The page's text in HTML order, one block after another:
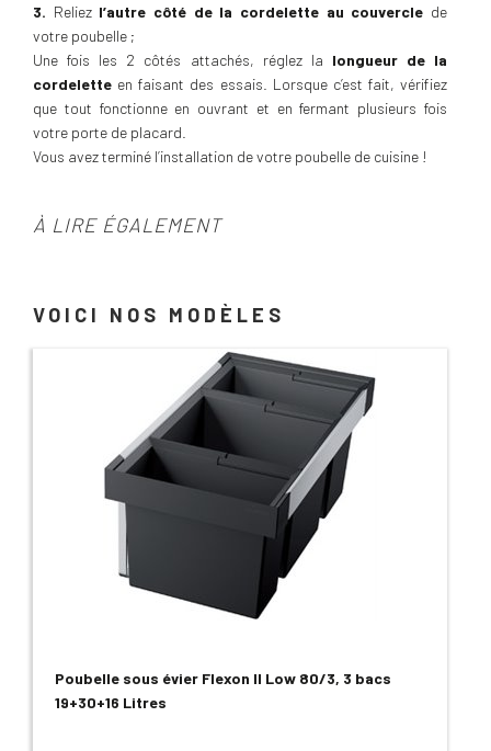
3. Reliez l’autre côté de la cordelette au couvercle de
votre poubelle ;
Une fois les 2 côtés attachés, réglez la longueur de la
cordelette en faisant des essais. Lorsque c’est fait, vérifiez
que tout fonctionne en ouvrant et en fermant plusieurs fois
votre porte de placard.
Vous avez terminé l’installation de votre poubelle de cuisine !
À LIRE ÉGALEMENT
VOICI NOS MODÈLES
Poubelle sous évier Flexon II Low 80/3, 3 bacs
19+30+16 Litres